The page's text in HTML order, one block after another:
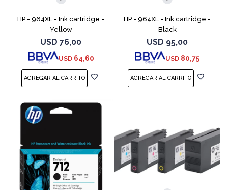
HP - 964XL - Ink cartridge -
Yellow
USD 76,00
USD 64,60
HP - 964XL - Ink cartridge -
Black
USD 95,00
USD 80,75